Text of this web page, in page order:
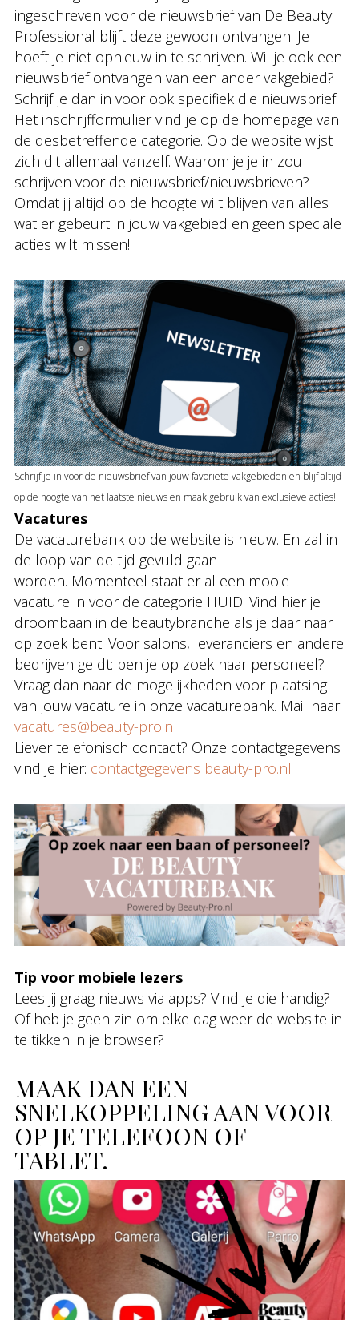
ingeschreven voor de nieuwsbrief van De Beauty
Professional blijft deze gewoon ontvangen. Je
hoeft je niet opnieuw in te schrijven. Wil je ook een
nieuwsbrief ontvangen van een ander vakgebied?
Schrijf je dan in voor ook specifiek die nieuwsbrief.
Het inschrijfformulier vind je op de homepage van
de desbetreffende categorie. Op de website wijst
zich dit allemaal vanzelf. Waarom je je in zou
schrijven voor de nieuwsbrief/nieuwsbrieven?
Omdat jij altijd op de hoogte wilt blijven van alles
wat er gebeurt in jouw vakgebied en geen speciale
acties wilt missen!
Schrijf je in voor de nieuwsbrief van jouw favoriete vakgebieden en blijf altijd
op de hoogte van het laatste nieuws en maak gebruik van exclusieve acties!
Vacatures
De vacaturebank op de website is nieuw. En zal in
de loop van de tijd gevuld gaan
worden. Momenteel staat er al een mooie
vacature in voor de categorie HUID. Vind hier je
droombaan in de beautybranche als je daar naar
op zoek bent! Voor salons, leveranciers en andere
bedrijven geldt: ben je op zoek naar personeel?
Vraag dan naar de mogelijkheden voor plaatsing
van jouw vacature in onze vacaturebank. Mail naar:
vacatures@beauty-pro.nl
Liever telefonisch contact? Onze contactgegevens
vind je hier: contactgegevens beauty-pro.nl
Tip voor mobiele lezers
Lees jij graag nieuws via apps? Vind je die handig?
Of heb je geen zin om elke dag weer de website in
te tikken in je browser?
MAAK DAN EEN
SNELKOPPELING AAN VOOR
OP JE TELEFOON OF
TABLET.